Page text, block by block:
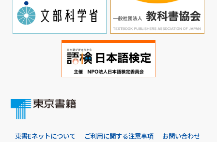
東書Eネットについて ご利用に関する注意事項 お問い合わせ